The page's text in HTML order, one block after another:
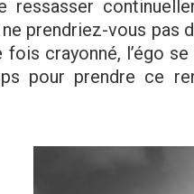
ressasser
prendriez-vous pas
crayonné, l’égo
pour prendre ce